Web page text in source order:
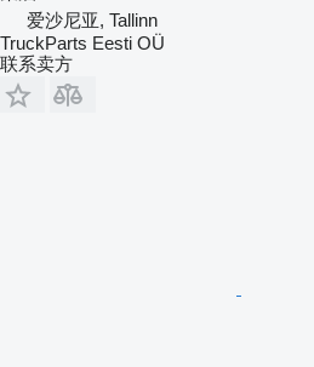
爱沙尼亚, Tallinn
TruckParts Eesti OÜ
联系卖方